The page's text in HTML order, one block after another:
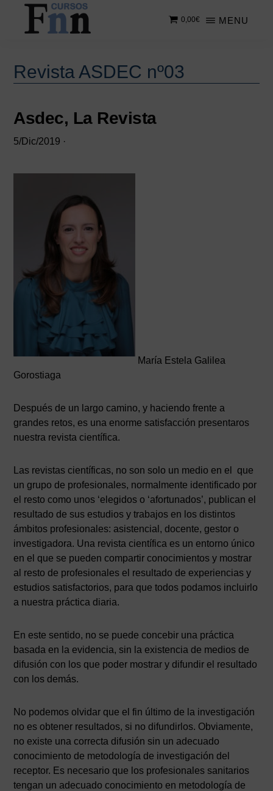
Saltar
contenido
Saltar
lateral
principal
cursos
MENU
0,00€
Revista ASDEC nº03
Asdec, La Revista
5/Dic/2019 ·
María Estela Galilea
Gorostiaga
Después de un largo camino, y haciendo frente a
grandes retos, es una enorme satisfacción presentaros
nuestra revista científica.
Las revistas científicas, no son solo un medio en el que
un grupo de profesionales, normalmente identificado por
el resto como unos ‘elegidos o ‘afortunados’, publican el
resultado de sus estudios y trabajos en los distintos
ámbitos profesionales: asistencial, docente, gestor o
investigadora. Una revista científica es un entorno único
en el que se pueden compartir conocimientos y mostrar
al resto de profesionales el resultado de experiencias y
estudios satisfactorios, para que todos podamos incluirlo
a nuestra práctica diaria.
En este sentido, no se puede concebir una práctica
basada en la evidencia, sin la existencia de medios de
difusión con los que poder mostrar y difundir el resultado
con los demás.
No podemos olvidar que el fin último de la investigación
no es obtener resultados, si no difundirlos. Obviamente,
no existe una correcta difusión sin un adecuado
conocimiento de metodología de investigación del
receptor. Es necesario que los profesionales sanitarios
tengan un adecuado conocimiento en metodología de